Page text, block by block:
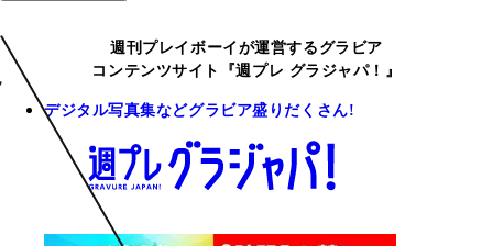
週刊プレイボーイが運営するグラビア
コンテンツサイト『週プレ グラジャパ！』
デジタル写真集などグラビア盛りだくさん!